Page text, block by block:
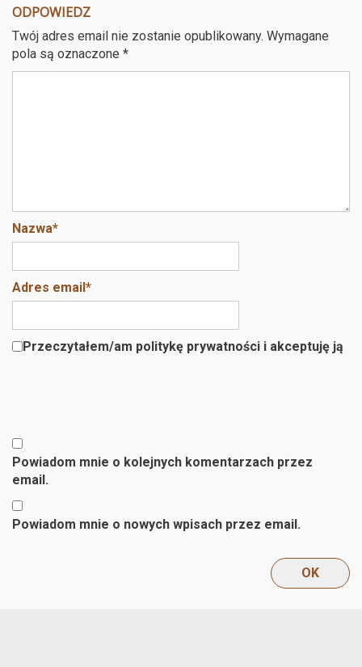
ODPOWIEDZ
Twój adres email nie zostanie opublikowany. Wymagane
pola są oznaczone *
Nazwa*
Adres email *
Przeczytałem/am politykę prywatności i akceptuję ją
Powiadom mnie o kolejnych komentarzach przez
email.
Powiadom mnie o nowych wpisach przez email.